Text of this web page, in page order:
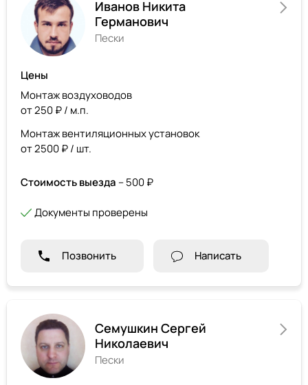
Иванов Никита
Германович
Пески
Цены
Монтаж воздуховодов
от 250 ₽ / м.п.
Монтаж вентиляционных установок
от 2500 ₽ / шт.
Стоимость выезда – 500 ₽
Документы проверены
Позвонить Написать
Семушкин Сергей
Николаевич
Пески